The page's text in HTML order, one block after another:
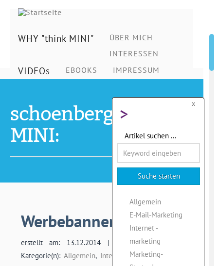
Ing.
Schönberg
Christian
WHY "think MINI"
ÜBER MICH
INTERESSEN
VIDEOs EBOOKS IMPRESSUM
schoenberg - think
MINI:
Werbebanner:
erstellt am: 13.12.2014 | von: admin |
Kategorie(n):Allgemein, Internet -marketing,
x
>
Artikel suchen ...
Allgemein
E-Mail-Marketing
Internet -
marketing
Marketing-